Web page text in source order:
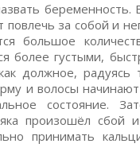
беременность.
за собой и
большое
более густыми,
должное, радуясь
и волосы
состояние.
произошёл сбой и
принимать